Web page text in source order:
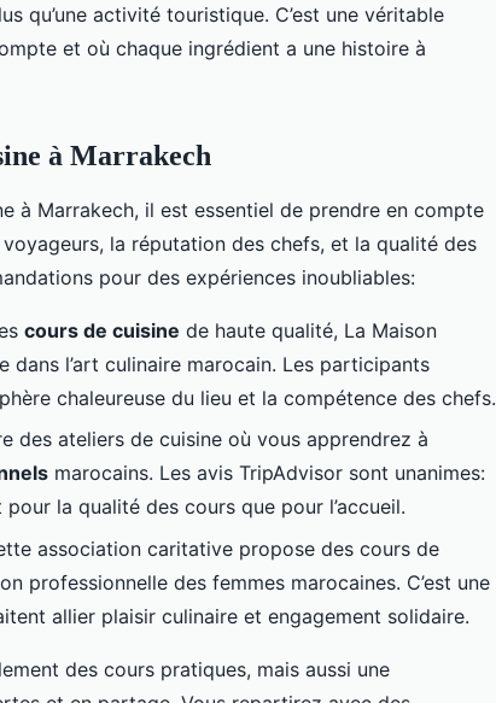
qu’une activité touristique. C’est une véritable
et où chaque ingrédient a une histoire à
à Marrakech
à Marrakech, il est essentiel de prendre en compte
la réputation des chefs, et la qualité des
pour des expériences inoubliables:
cours de cuisine de haute qualité, La Maison
dans l’art culinaire marocain. Les participants
chaleureuse du lieu et la compétence des chefs.
des ateliers de cuisine où vous apprendrez à
marocains. Les avis TripAdvisor sont unanimes:
la qualité des cours que pour l’accueil.
association caritative propose des cours de
professionnelle des femmes marocaines. C’est une
allier plaisir culinaire et engagement solidaire.
des cours pratiques, mais aussi une